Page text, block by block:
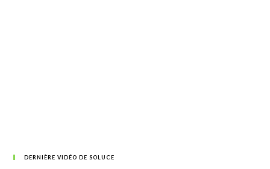
DERNIÈRE VIDÉO DE SOLUCE